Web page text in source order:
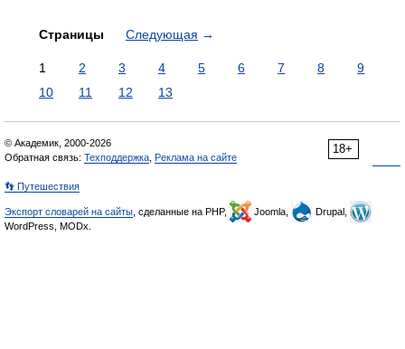
Страницы Следующая →
1 2 3 4 5 6 7 8
9
10
11 12 13
18+
© Академик, 2000-2026
Обратная связь: Техподдержка Реклама на сайте
👣 Путешествия
Экспорт словарей на сайты , сделанные на PHP, Joomla,
Drupal,
WordPress, MODx.